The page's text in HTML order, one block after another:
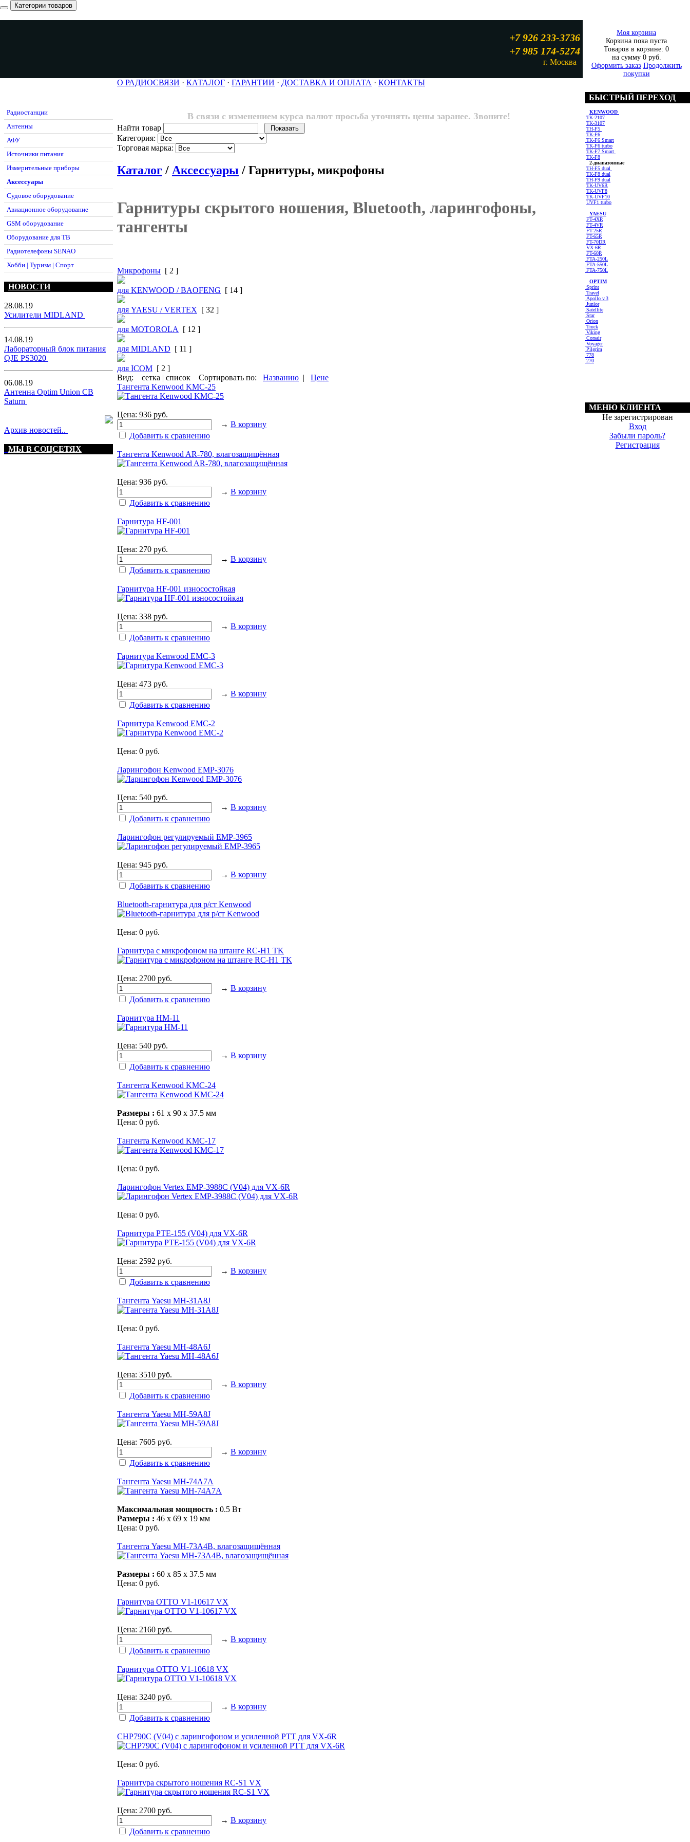
Категории товаров
+7 926 233-3736
+7 985 174-5274
г. Москва
Моя корзина
Корзина пока пуста
Товаров в корзине: 0
на сумму 0 руб.
Оформить заказ Продолжить
покупки
Радиостанции
Антенны
АФУ
Источники питания
Измерительные приборы
Аксессуары
Судовое оборудование
Авиационное оборудование
GSM оборудование
Оборудование для ТВ
Радиотелефоны SENAO
Хобби | Туризм | Спорт
НОВОСТИ
28.08.19
Усилители MIDLAND
14.08.19
Лабораторный блок питания
QJE PS3020
06.08.19
Антенна Optim Union CB
Saturn
Архив новостей..
МЫ В СОЦСЕТЯХ
О РАДИОСВЯЗИ · КАТАЛОГ · ГАРАНТИИ · ДОСТАВКА И ОПЛАТА · КОНТАКТЫ
В связи с изменением курса валют просьба уточнять цены заранее. Звоните!
Найти товар
Категория:
Торговая марка:
Каталог / Аксессуары / Гарнитуры, микрофоны
Гарнитуры скрытого ношения, Bluetooth, ларингофоны,
тангенты
Микрофоны [ 2 ]
для KENWOOD / BAOFENG [ 14 ]
для YAESU / VERTEX [ 32 ]
для MOTOROLA [ 12 ]
для MIDLAND [ 11 ]
для ICOM [ 2 ]
Вид: сетка | список Сортировать по: Названию | Цене
Тангента Kenwood KMC-25
Цена: 936 руб.
→ В корзину
Добавить к сравнению
Тангента Kenwood AR-780, влагозащищённая
Цена: 936 руб.
→ В корзину
Добавить к сравнению
Гарнитура HF-001
Цена: 270 руб.
→ В корзину
Добавить к сравнению
Гарнитура HF-001 износостойкая
Цена: 338 руб.
→ В корзину
Добавить к сравнению
Гарнитура Kenwood EMC-3
Цена: 473 руб.
→ В корзину
Добавить к сравнению
Гарнитура Kenwood EMC-2
Цена: 0 руб.
Ларингофон Kenwood EMP-3076
Цена: 540 руб.
→ В корзину
Добавить к сравнению
Ларингофон регулируемый EMP-3965
Цена: 945 руб.
→ В корзину
Добавить к сравнению
Bluetooth-гарнитура для р/ст Kenwood
Цена: 0 руб.
Гарнитура с микрофоном на штанге RC-H1 TK
Цена: 2700 руб.
→ В корзину
Добавить к сравнению
Гарнитура НМ-11
Цена: 540 руб.
→ В корзину
Добавить к сравнению
Тангента Kenwood KMC-24
Размеры : 61 х 90 х 37.5 мм
Цена: 0 руб.
Тангента Kenwood KMC-17
Цена: 0 руб.
Ларингофон Vertex EMP-3988C (V04) для VX-6R
Цена: 0 руб.
Гарнитура PTE-155 (V04) для VX-6R
Цена: 2592 руб.
→ В корзину
Добавить к сравнению
Тангента Yaesu MH-31A8J
Цена: 0 руб.
Тангента Yaesu MH-48A6J
Цена: 3510 руб.
→ В корзину
Добавить к сравнению
Тангента Yaesu MH-59A8J
Цена: 7605 руб.
→ В корзину
Добавить к сравнению
Тангента Yaesu MH-74A7A
Максимальная мощность : 0.5 Вт
Размеры : 46 х 69 х 19 мм
Цена: 0 руб.
Тангента Yaesu MH-73A4B, влагозащищённая
Размеры : 60 х 85 х 37.5 мм
Цена: 0 руб.
Гарнитура OTTO V1-10617 VX
Цена: 2160 руб.
→ В корзину
Добавить к сравнению
Гарнитура OTTO V1-10618 VX
Цена: 3240 руб.
→ В корзину
Добавить к сравнению
CHP790С (V04) с ларингофоном и усиленной PTT для VX-6R
Цена: 0 руб.
Гарнитура скрытого ношения RC-S1 VX
Цена: 2700 руб.
→ В корзину
Добавить к сравнению
БЫСТРЫЙ ПЕРЕХОД
KENWOOD
TK-2107
TK-3107
TH-F5
TK-F6
TK-F6 Smart
TK-F6 turbo
TK-F7 Smart
TK-F8
2-диапазонные
TH-F5 dual
TK-F8 dual
TH-F9 dual
TK-UV6R
TK-UVF8
TK-UVF10
UVF1 turbo
YAESU
FT-4XR
FT-4VR
FT-25R
FT-65R
FT-70DR
VX-6R
FT-60R
FTA-250L
FTA-550L
FTA-750L
OPTIM
Sprint
Travel
Apollo v.3
Junior
Satellite
Star
Orion
Truck
Viking
Corsair
Voyager
Pilgrim
778
270
МЕНЮ КЛИЕНТА
Не зарегистрирован
Вход
Забыли пароль?
Регистрация